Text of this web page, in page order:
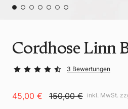
Cordhose Linn
3 Bewertungen
45,00 € 150,00 € inkl. MwSt.